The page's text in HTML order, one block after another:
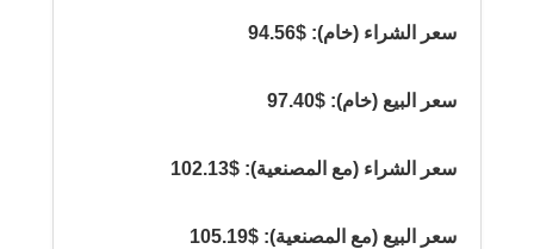
سعر الشراء (خام): $94.56
سعر البيع (خام): $97.40
سعر الشراء (مع المصنعية): $102.13
سعر البيع (مع المصنعية): $105.19